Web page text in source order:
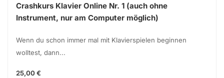
Crashkurs Klavier Online Nr. 1 (auch ohne
Instrument, nur am Computer möglich)
Wenn du schon immer mal mit Klavierspielen beginnen
wolltest, dann...
25,00 €